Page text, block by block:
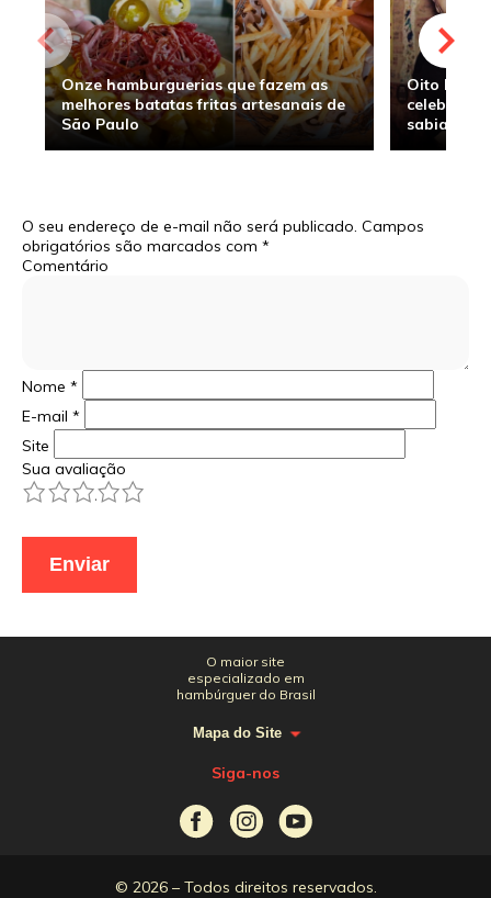
Onze hamburguerias que fazem as
melhores batatas fritas artesanais de
São Paulo
Oito
sabia
O seu endereço de e-mail não será publicado. Campos
obrigatórios são marcados com *
Comentário
Nome *
E-mail *
Site
Sua avaliação
5
4
3
2
O maior site
especializado em
hambúrguer do Brasil
Mapa do Site
Siga-nos
© 2026 – Todos direitos reservados.